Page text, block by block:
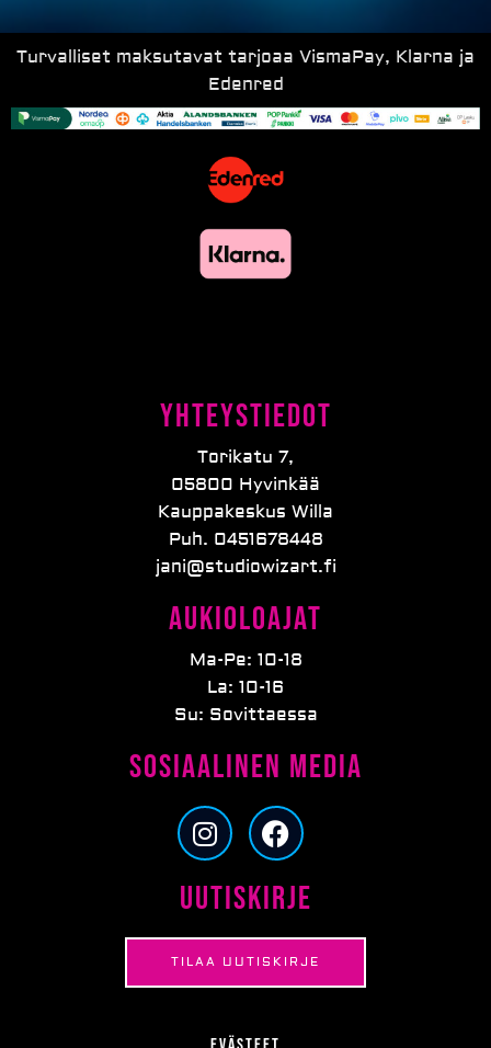
Turvalliset maksutavat tarjoaa VismaPay, Klarna ja
Edenred
Yhteystiedot
Torikatu 7,
05800 Hyvinkää
Kauppakeskus Willa
Puh. 0451678448
jani@studiowizart.fi
Aukioloajat
Ma-Pe: 10-18
La: 10-16
Su: Sovittaessa
Sosiaalinen media
I
n
t
a
g
r
m
F
a
e
b
o
o
Uutiskirje
TILAA UUTISKIRJE